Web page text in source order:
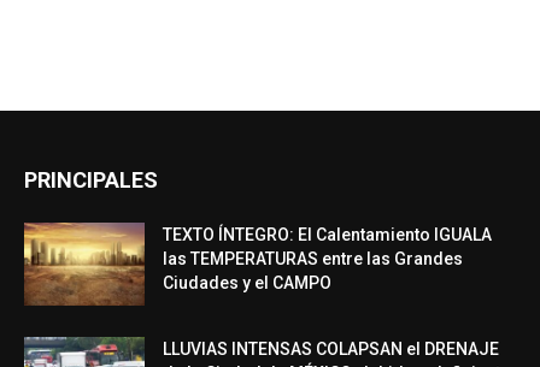
PRINCIPALES
TEXTO ÍNTEGRO: El Calentamiento IGUALA
las TEMPERATURAS entre las Grandes
Ciudades y el CAMPO
LLUVIAS INTENSAS COLAPSAN el DRENAJE